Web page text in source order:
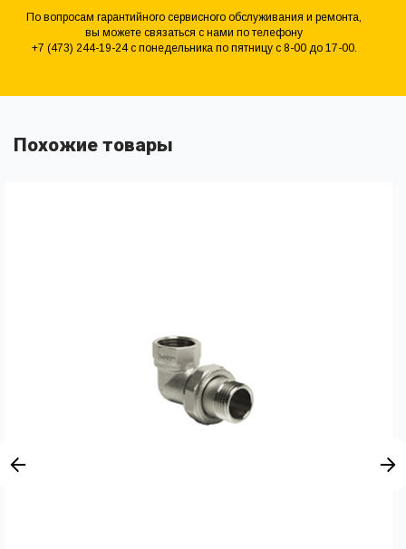
По вопросам гарантийного сервисного обслуживания и ремонта,
вы можете связаться с нами по телефону
+7 (473) 244-19-24 с понедельника по пятницу с 8-00 до 17-00.
Похожие товары